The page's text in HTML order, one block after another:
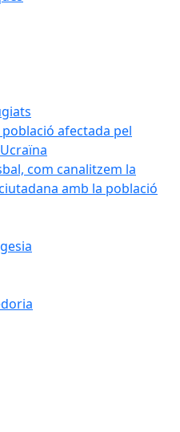
afectada pel
com canalitzem la
amb la població